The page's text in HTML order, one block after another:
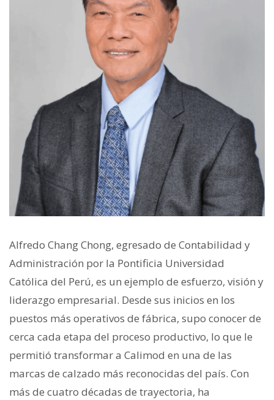
Alfredo Chang Chong, egresado de Contabilidad y
Administración por la Pontificia Universidad
Católica del Perú, es un ejemplo de esfuerzo, visión y
liderazgo empresarial. Desde sus inicios en los
puestos más operativos de fábrica, supo conocer de
cerca cada etapa del proceso productivo, lo que le
permitió transformar a Calimod en una de las
marcas de calzado más reconocidas del país. Con
más de cuatro décadas de trayectoria, ha